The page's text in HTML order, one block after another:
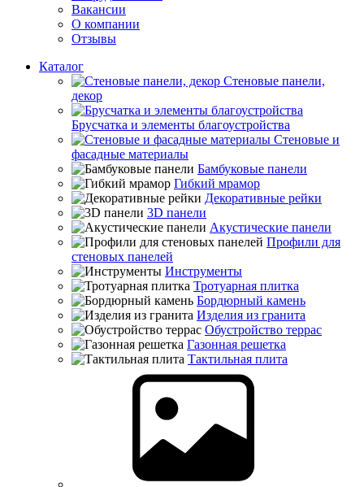
Вакансии
О компании
Отзывы
Каталог
Стеновые панели,
декор
Брусчатка и элементы благоустройства
Стеновые и
фасадные материалы
Бамбуковые панели
Гибкий мрамор
Декоративные рейки
3D панели
Акустические панели
Профили для
стеновых панелей
Инструменты
Тротуарная плитка
Бордюрный камень
Изделия из гранита
Обустройство террас
Газонная решетка
Тактильная плита